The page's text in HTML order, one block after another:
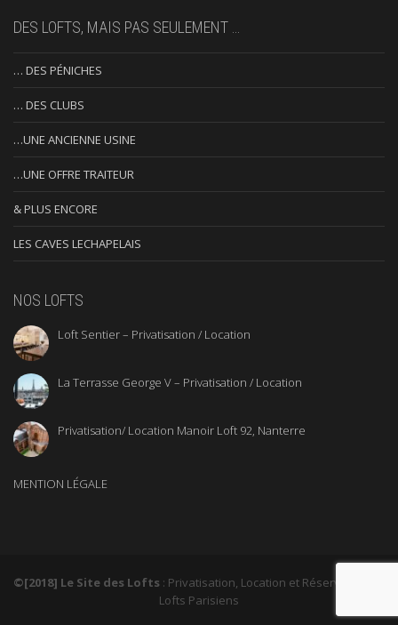
DES LOFTS, MAIS PAS SEULEMENT …
… DES PÉNICHES
… DES CLUBS
…UNE ANCIENNE USINE
…UNE OFFRE TRAITEUR
& PLUS ENCORE
LES CAVES LECHAPELAIS
NOS LOFTS
Loft Sentier – Privatisation / Location
La Terrasse George V – Privatisation / Location
Privatisation/ Location Manoir Loft 92, Nanterre
MENTION LÉGALE
©[2018] Le Site des Lofts : Privatisation, Location et Réservation de
Lofts Parisiens